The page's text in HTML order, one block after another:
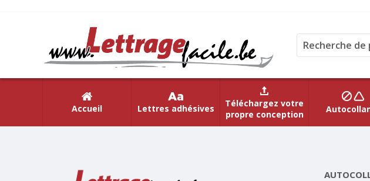
Accueil Lettres adhésives
Téléchargez votre
propre conception